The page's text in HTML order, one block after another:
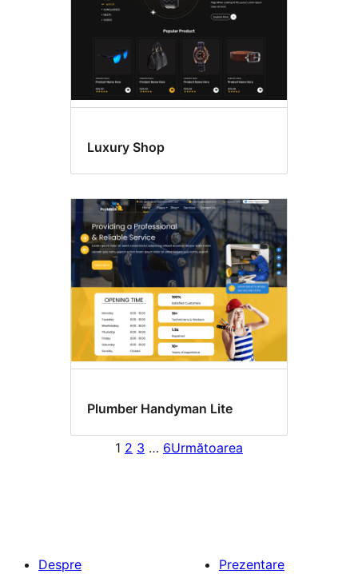
Luxury Shop
Plumber Handyman Lite
1 2 3 … 6Următoarea
Despre
Prezentare